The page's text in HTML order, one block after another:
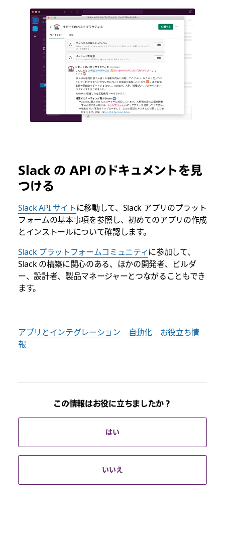
Slack の API のドキュメントを見
つける
Slack API サイトに移動して、Slack アプリのプラット
フォームの基本事項を参照し、初めてのアプリの作成
とインストールについて確認します。
Slack プラットフォームコミュニティに参加して、
Slack の構築に関心のある、ほかの開発者、ビルダ
ー、設計者、製品マネージャーとつながることもでき
ます。
アプリとインテグレーション 自動化
お役立ち情
報
この情報はお役に立ちましたか？
はい
いいえ